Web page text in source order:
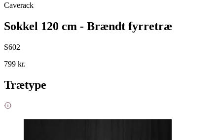
Caverack
Sokkel 120 cm - Brændt fyrretræ
S602
799 kr.
Trætype